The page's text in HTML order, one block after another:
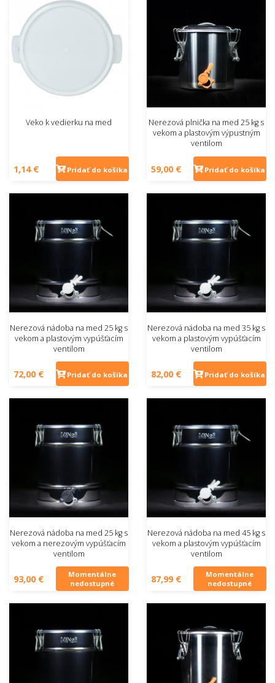
Veko k vedierku na med
1,14 € Pridať do košíka
Nerezová plnička na med 25 kg s
vekom a plastovým výpustným
ventilom
59,00 € Pridať do košíka
Nerezová nádoba na med 25 kg s
vekom a plastovým vypúšťacím
ventilom
72,00 € Pridať do košíka
Nerezová nádoba na med 35 kg s
vekom a plastovým vypúšťacím
ventilom
82,00 € Pridať do košíka
Nerezová nádoba na med 25 kg s
vekom a nerezovým vypúšťacím
ventilom
93,00 €
Momentálne
nedostupné
Nerezová nádoba na med 45 kg s
vekom a plastovým vypúšťacím
ventilom
87,99 €
Momentálne
nedostupné